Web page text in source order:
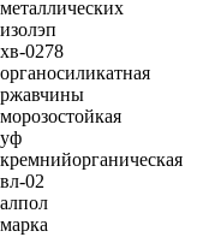
металлических
изолэп
хв-0278
органосиликатная
ржавчины
морозостойкая
уф
кремнийорганическая
вл-02
алпол
марка